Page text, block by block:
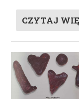
CZYTAJ